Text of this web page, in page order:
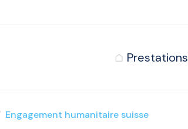
Prestations
Engagement humanitaire suisse